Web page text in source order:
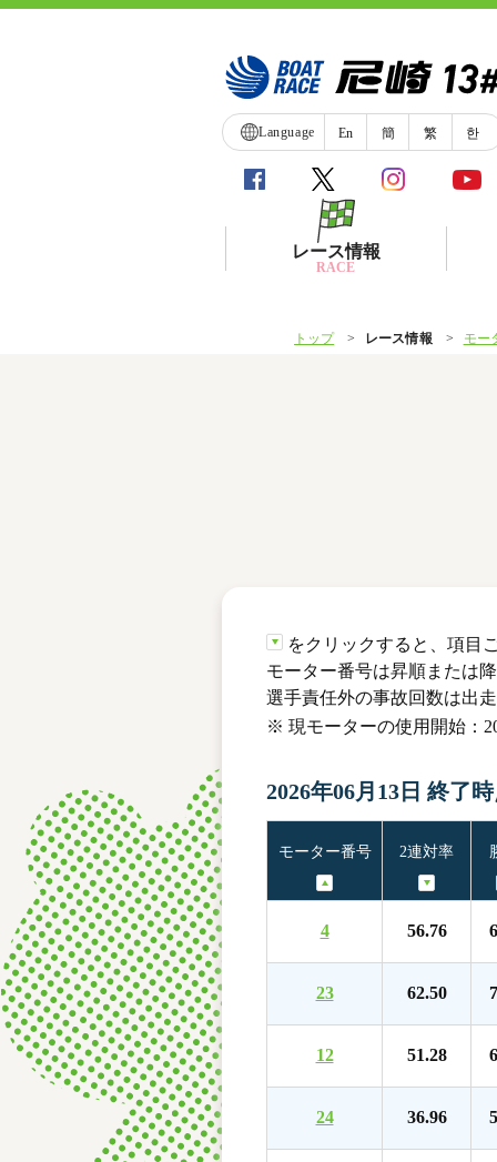
Language En 簡 繁 한
レース情報
RACE
トップ レース情報 モー
をクリックすると、項目
モーター番号は昇順または
選手責任外の事故回数は出
※ 現モーターの使用開始：
2026年06月13日 終了
モーター番号 2連対率
4 56.76
23 62.50
12 51.28
24 36.96